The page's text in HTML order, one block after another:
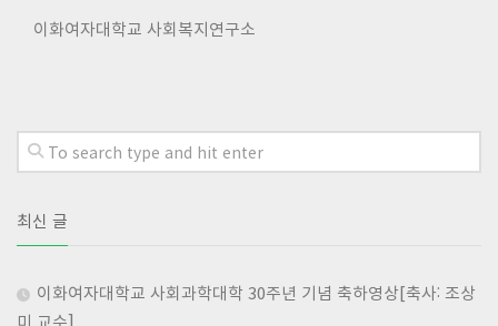
이화여자대학교 사회복지연구소
최신 글
이화여자대학교 사회과학대학 30주년 기념 축하영상[축사: 조상